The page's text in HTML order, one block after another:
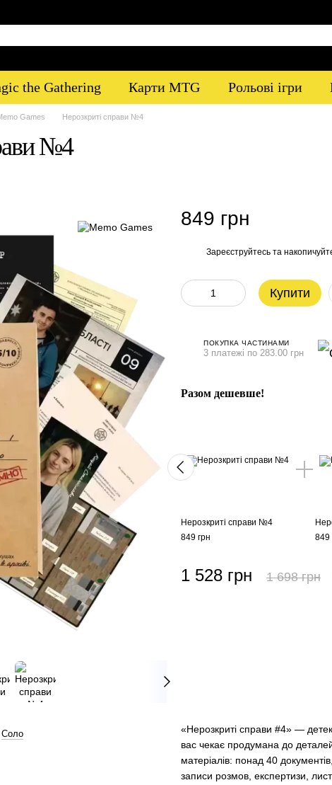
the Gathering Карти MTG Рольові ігри
Games Нерозкриті справи №4
№4
Соло
849 грн
Зареєструйтесь та
Купити
ПОКУПКА ЧАСТИНАМИ
3 платежі по 283.00 грн
Разом дешевше!
Нерозкриті справи №4
849 грн
849
1 528 грн 1 698 грн
«Нерозкриті справи #4» —
вас чекає продумана до
матеріалів: понад 40
записи розмов, експертизи,